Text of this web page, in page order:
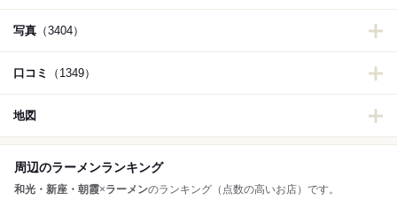
写真 （3404）
口コミ （1349）
地図
周辺のラーメンランキング
和光・新座・朝霞×ラーメンのランキング（点数の高いお店）です。